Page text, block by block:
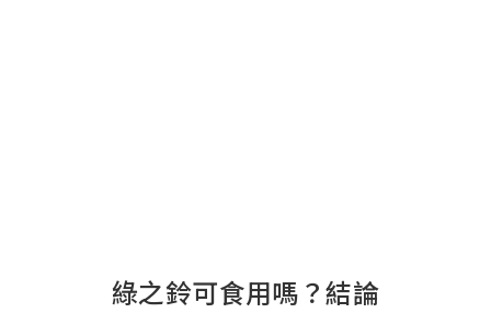
綠之鈴可食用嗎？結論